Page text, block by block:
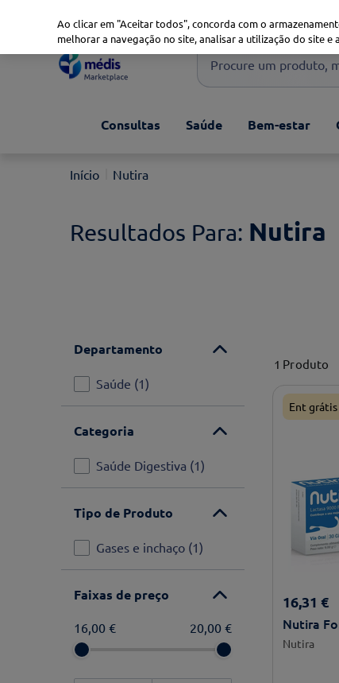
Procure um produto,
1º xiaomi
Consultas Saúde Bem-estar
Nutira
Nutira
Departamento
Saúde (1)
Categoria
Saúde Digestiva (1)
Tipo de Produto
Gases e inchaço (1)
Faixas de preço
16,00 € 20,00 €
1 Produto
Ent
16,31 €
Nutira
Nutira
Ao clicar em "Aceitar todos", concorda com o
melhorar a navegação no site, analisar a utilização do site e